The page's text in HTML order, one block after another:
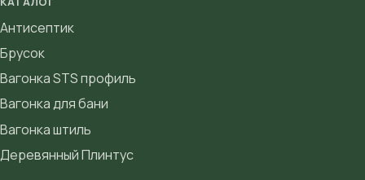
Антисептик
Брусок
Вагонка STS профиль
Вагонка для бани
Вагонка штиль
Деревянный Плинтус